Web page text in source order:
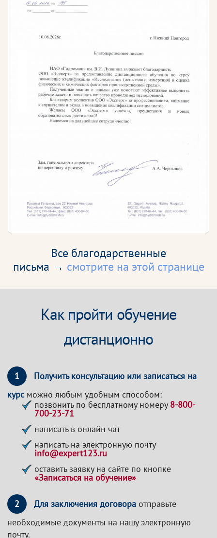
Все благодарственные
письма → смотрите на этой странице
Как пройти обучение
дистанционно
1
Получить консультацию или записаться на
курсможно любым удобным способом:
позвонить по бесплатному номеру 8-800-
700-23-71
написать в онлайн чат
написать на электронную почту
info@expert123.ru
оставить заявку на сайте по кнопке
«Записаться на обучение»
2 Для заключения договора отправьте
необходимые документы на нашу электронную
почту.